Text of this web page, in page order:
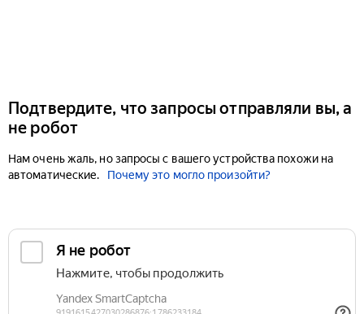
Подтвердите, что запросы отправляли вы, а
не робот
Нам очень жаль, но запросы с вашего устройства похожи на
автоматические.
Почему это могло произойти?